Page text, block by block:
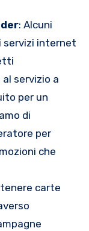
: Alcuni
servizi internet
al servizio a
per un
di
per
che
carte